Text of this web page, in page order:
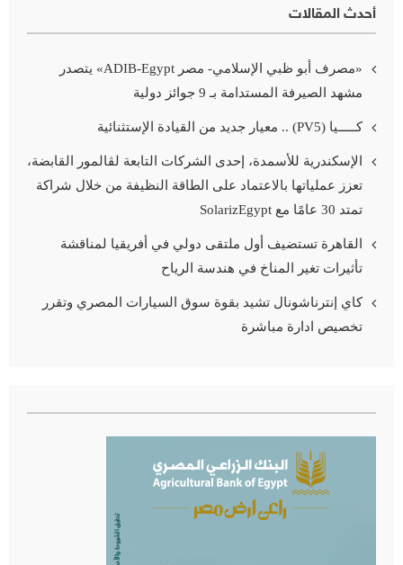
أحدث المقالات
«مصرف أبو ظبي الإسلامي- مصر ADIB-Egypt» يتصدر
مشهد الصيرفة المستدامة بـ 9 جوائز دولية
كـــــيا (PV5) .. معيار جديد من القيادة الإستثنائية
الإسكندرية للأسمدة، إحدى الشركات التابعة لڤالمور القابضة،
تعزز عملياتها بالاعتماد على الطاقة النظيفة من خلال شراكة
تمتد 30 عامًا مع SolarizEgypt
القاهرة تستضيف أول ملتقى دولي في أفريقيا لمناقشة
تأثيرات تغير المناخ في هندسة الرياح
كاي إنترناشونال تشيد بقوة سوق السيارات المصري وتقرر
تخصيص ادارة مباشرة